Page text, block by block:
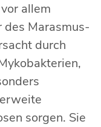
allem
des Marasmus-
durch
sorgen. Sie